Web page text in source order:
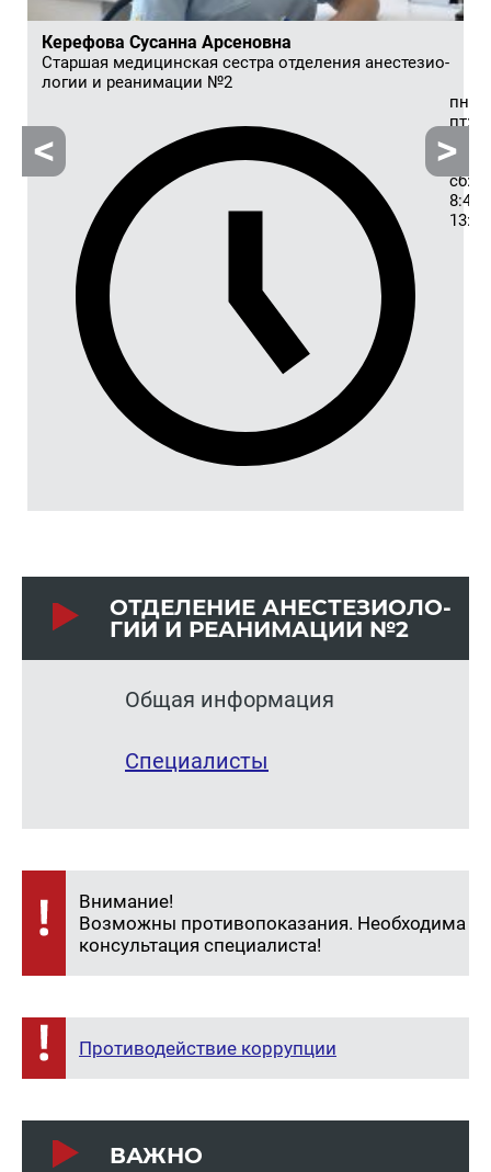
Ке­ре­фо­ва Су­сан­на Ар­се­нов­на
Стар­шая ме­ди­цин­ская сест­ра от­де­ле­ния ане­сте­зио­
ло­гии и ре­ани­ма­ции №2
пн-
пт: с
14:57;
сб: с
8:45-
ОТ­ДЕ­ЛЕ­НИЕ АНЕ­СТЕ­ЗИО­ЛО­
ГИИ И РЕ­АНИ­МА­ЦИИ №2
Общая информация
Специалисты
Внимание!
Возможны противопоказания. Необходима
консультация специалиста!
Противодействие коррупции
ВАЖНО